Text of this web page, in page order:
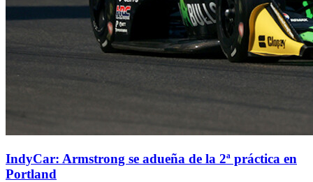
IndyCar: Armstrong se adueña de la 2ª práctica en
Portland